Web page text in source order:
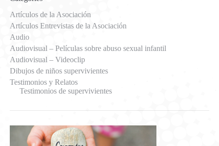
Artículos de la Asociación
Artículos Entrevistas de la Asociación
Audio
Audiovisual – Películas sobre abuso sexual infantil
Audiovisual – Videoclip
Dibujos de niños supervivientes
Testimonios y Relatos
Testimonios de supervivientes